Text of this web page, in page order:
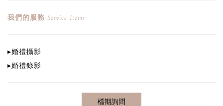
我們的服務 Service Items
▸婚禮攝影
▸婚禮錄影